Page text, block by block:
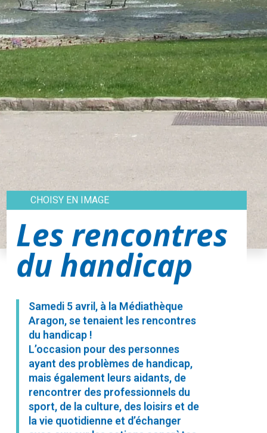
CHOISY EN IMAGE
Les rencontres
du handicap
Samedi 5 avril, à la Médiathèque
Aragon, se tenaient les rencontres
du handicap !
L’occasion pour des personnes
ayant des problèmes de handicap,
mais également leurs aidants, de
rencontrer des professionnels du
sport, de la culture, des loisirs et de
la vie quotidienne et d’échanger